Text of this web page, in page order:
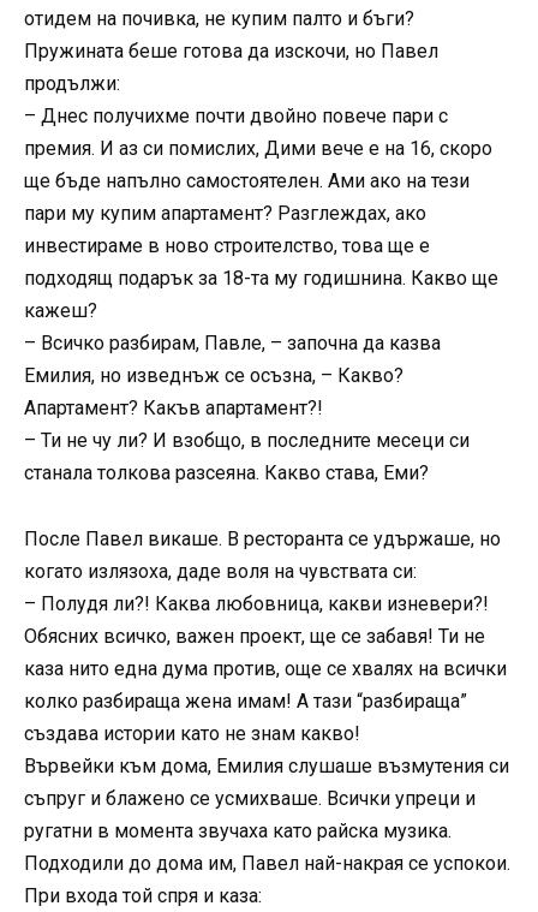
отидем на почивка, не купим палто и бъги?
Пружината беше готова да изскочи, но Павел
продължи:
– Днес получихме почти двойно повече пари с
премия. И аз си помислих, Дими вече е на 16, скоро
ще бъде напълно самостоятелен. Ами ако на тези
пари му купим апартамент? Разглеждах, ако
инвестираме в ново строителство, това ще е
подходящ подарък за 18-та му годишнина. Какво ще
кажеш?
– Всичко разбирам, Павле, – започна да казва
Емилия, но изведнъж се осъзна, – Какво?
Апартамент? Какъв апартамент?!
– Ти не чу ли? И взобщо, в последните месеци си
станала толкова разсеяна. Какво става, Еми?
После Павел викаше. В ресторанта се удържаше, но
когато излязоха, даде воля на чувствата си:
– Полудя ли?! Каква любовница, какви изневери?!
Обясних всичко, важен проект, ще се забавя! Ти не
каза нито една дума против, още се хвалях на всички
колко разбираща жена имам! А тази “разбираща”
създава истории като не знам какво!
Вървейки към дома, Емилия слушаше възмутения си
съпруг и блажено се усмихваше. Всички упреци и
ругатни в момента звучаха като райска музика.
Подходили до дома им, Павел най-накрая се успокои.
При входа той спря и каза: